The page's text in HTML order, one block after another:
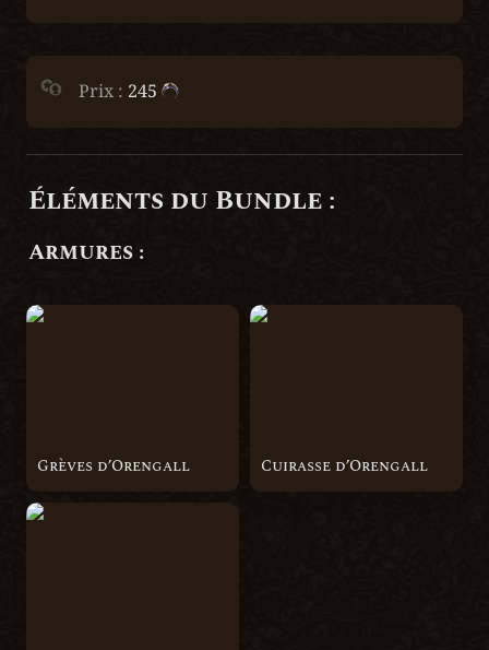
Prix : 245
Éléments du Bundle :
Armures :
Grèves d’Orengall
Grèves d’Orengall
Cuirasse d’Orengall
Cuirasse d’Orengall
Armet d’Orengall